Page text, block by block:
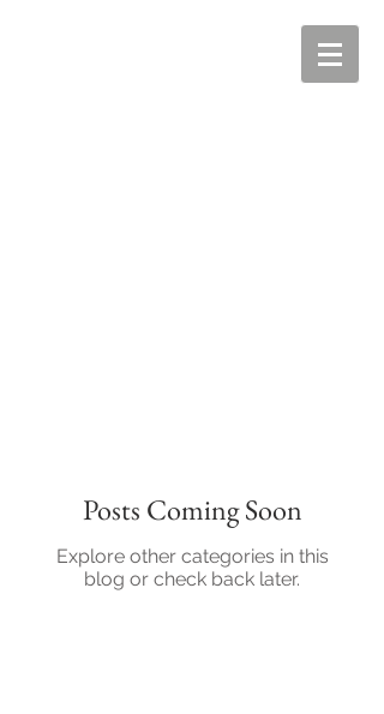
Posts Coming Soon
Explore other categories in this
blog or check back later.